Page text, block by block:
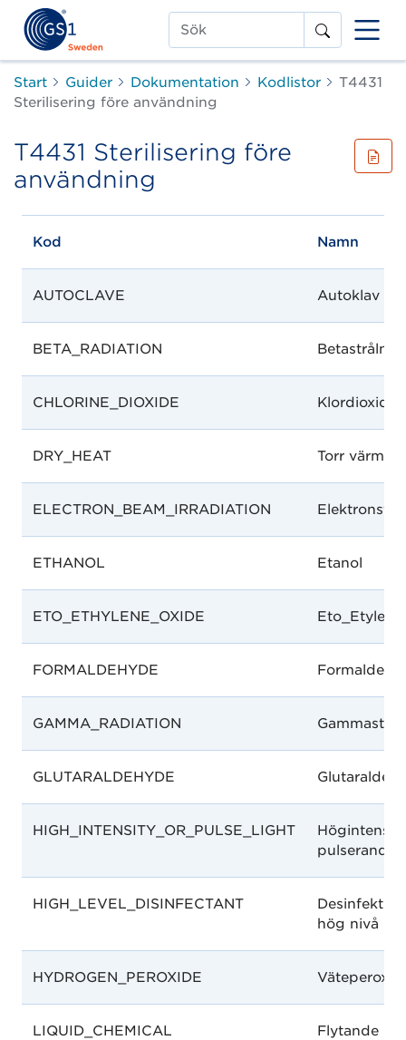
Sök
Start Guider Dokumentation Kodlistor
T4431
Sterilisering före användning
T4431 Sterilisering före
användning
Kod Namn
AUTOCLAVE Autoklav
BETA_RADIATION
CHLORINE_DIOXIDE Klordioxid
DRY_HEAT Torr värme
ELECTRON_BEAM_IRRADIATION
ETHANOL Etanol
ETO_ETHYLENE_OXIDE
FORMALDEHYDE
GAMMA_RADIATION
GLUTARALDEHYDE
HIGH_INTENSITY_OR_PULSE_LIGHT
pulserande
HIGH_LEVEL_DISINFECTANT
hög nivå
HYDROGEN_PEROXIDE Väteperoxid
LIQUID_CHEMICAL Flytande